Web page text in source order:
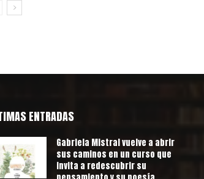
ENTRADAS
Gabriela Mistral vuelve a abrir
sus caminos en un curso que
invita a redescubrir su